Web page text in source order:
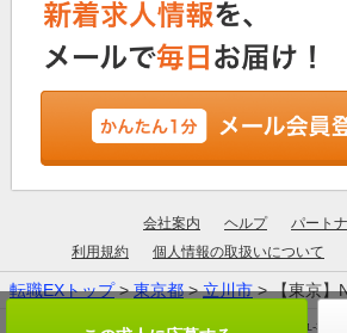
会社案内 ヘルプ
パート
利用規約
個人情報の取扱いについて
転職EXトップ>東京都>立川市> 【東京】
厚生労働大臣許可：13-ユ-